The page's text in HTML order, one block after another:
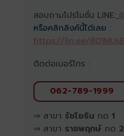
สอบถามโปรโมชั่น LINE:
หรือคลิกลิงค์นี้ได้เลย :
https://lin.ee/801MUsB
ติดต่อเบอร์โทร :
062-789-1999
⇒ สาขา รัชโยธิน กด 1
⇒ สาขา ราชพฤกษ์กด 2